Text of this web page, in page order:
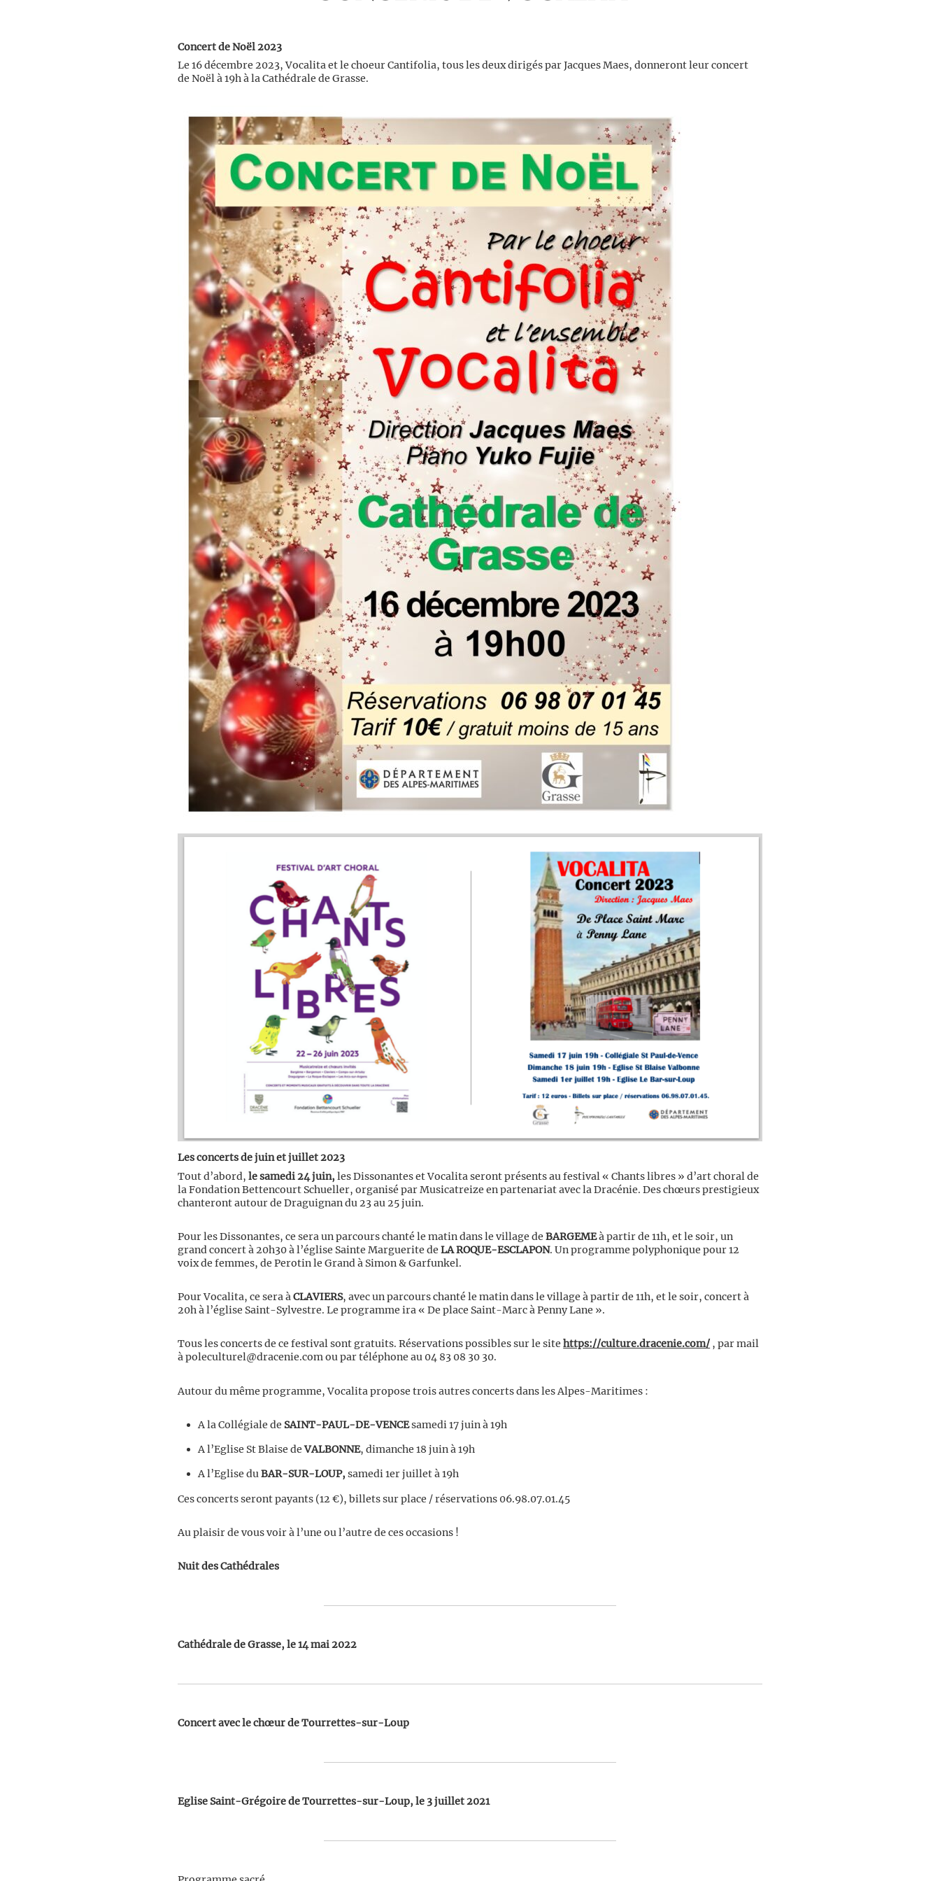
Concert de Noël 2023
Le 16 décembre 2023, Vocalita et le choeur Cantifolia, tous les deux dirigés par Jacques Maes, donneront leur concert
de Noël à 19h à la Cathédrale de Grasse.
Les concerts de juin et juillet 2023
Tout d’abord,le samedi 24 juin, les Dissonantes et Vocalita seront présents au festival « Chants libres » d’art choral de
la Fondation Bettencourt Schueller, organisé par Musicatreize en partenariat avec la Dracénie. Des chœurs prestigieux
chanteront autour de Draguignan du 23 au 25 juin.
Pour les Dissonantes, ce sera un parcours chanté le matin dans le village deBARGEMEà partir de 11h, et le soir, un
grand concert à 20h30 à l’église Sainte Marguerite deLA ROQUE-ESCLAPON. Un programme polyphonique pour 12
voix de femmes, de Perotin le Grand à Simon & Garfunkel.
Pour Vocalita, ce sera àCLAVIERS, avec un parcours chanté le matin dans le village à partir de 11h, et le soir, concert à
20h à l’église Saint-Sylvestre. Le programme ira « De place Saint-Marc à Penny Lane ».
Tous les concerts de ce festival sont gratuits. Réservations possibles sur le sitehttps://culture.dracenie.com/ , par mail
à poleculturel@dracenie.com ou par téléphone au 04 83 08 30 30.
Autour du même programme, Vocalita propose trois autres concerts dans les Alpes-Maritimes :
A la Collégiale de SAINT-PAUL-DE-VENCEsamedi 17 juin à 19h
A l’Eglise St Blaise deVALBONNE, dimanche 18 juin à 19h
A l’Eglise duBAR-SUR-LOUP, samedi 1er juillet à 19h
Ces concerts seront payants (12 €), billets sur place / réservations 06.98.07.01.45
Au plaisir de vous voir à l’une ou l’autre de ces occasions !
Nuit des Cathédrales
Cathédrale de Grasse, le 14 mai 2022
Concert avec le chœur de Tourrettes-sur-Loup
Eglise Saint-Grégoire de Tourrettes-sur-Loup, le 3 juillet 2021